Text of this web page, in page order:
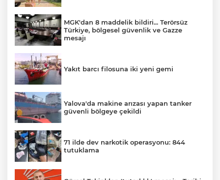
MGK'dan 8 maddelik bildiri... Terörsüz
Türkiye, bölgesel güvenlik ve Gazze
mesajı
Yakıt barcı filosuna iki yeni gemi
Yalova'da makine arızası yapan tanker
güvenli bölgeye çekildi
71 ilde dev narkotik operasyonu: 844
tutuklama